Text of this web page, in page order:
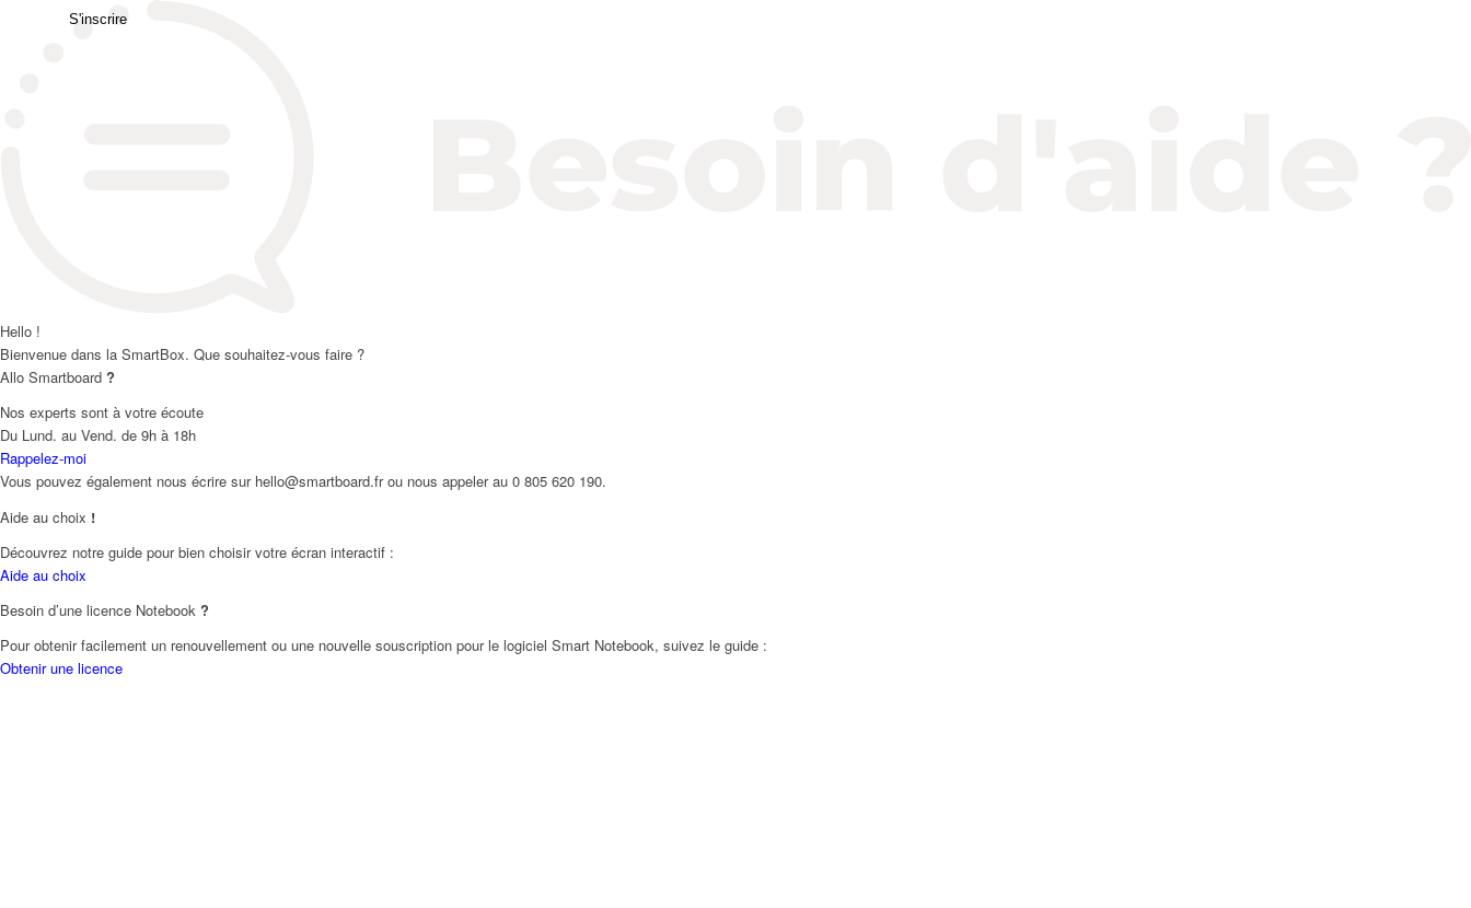
Hello !
Bienvenue dans la SmartBox. Que souhaitez-vous faire ?
Allo Smartboard ?
Nos experts sont à votre écoute
Du Lund. au Vend. de 9h à 18h
Rappelez-moi
Vous pouvez également nous écrire sur hello@smartboard.fr ou nous appeler au 0 805 620 190.
Aide au choix !
Découvrez notre guide pour bien choisir votre écran interactif :
Aide au choix
Besoin d’une licence Notebook ?
Pour obtenir facilement un renouvellement ou une nouvelle souscription pour le logiciel Smart Notebook, suivez le guide :
Obtenir une licence
S'inscrire